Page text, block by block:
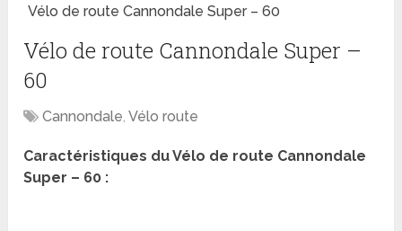
Vélo de route Cannondale Super – 60
Vélo de route Cannondale Super –
60
Cannondale,Vélo route
Caractéristiques du Vélo de route Cannondale
Super – 60 :